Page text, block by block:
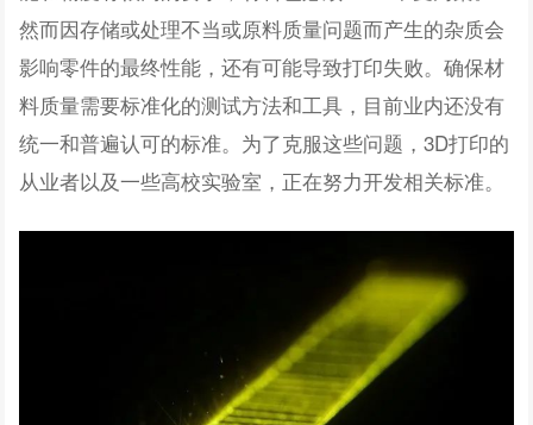
然而因存储或处理不当或原料质量问题而产生的杂质会
影响零件的最终性能，还有可能导致打印失败。确保材
料质量需要标准化的测试方法和工具，目前业内还没有
统一和普遍认可的标准。为了克服这些问题，3D打印的
从业者以及一些高校实验室，正在努力开发相关标准。